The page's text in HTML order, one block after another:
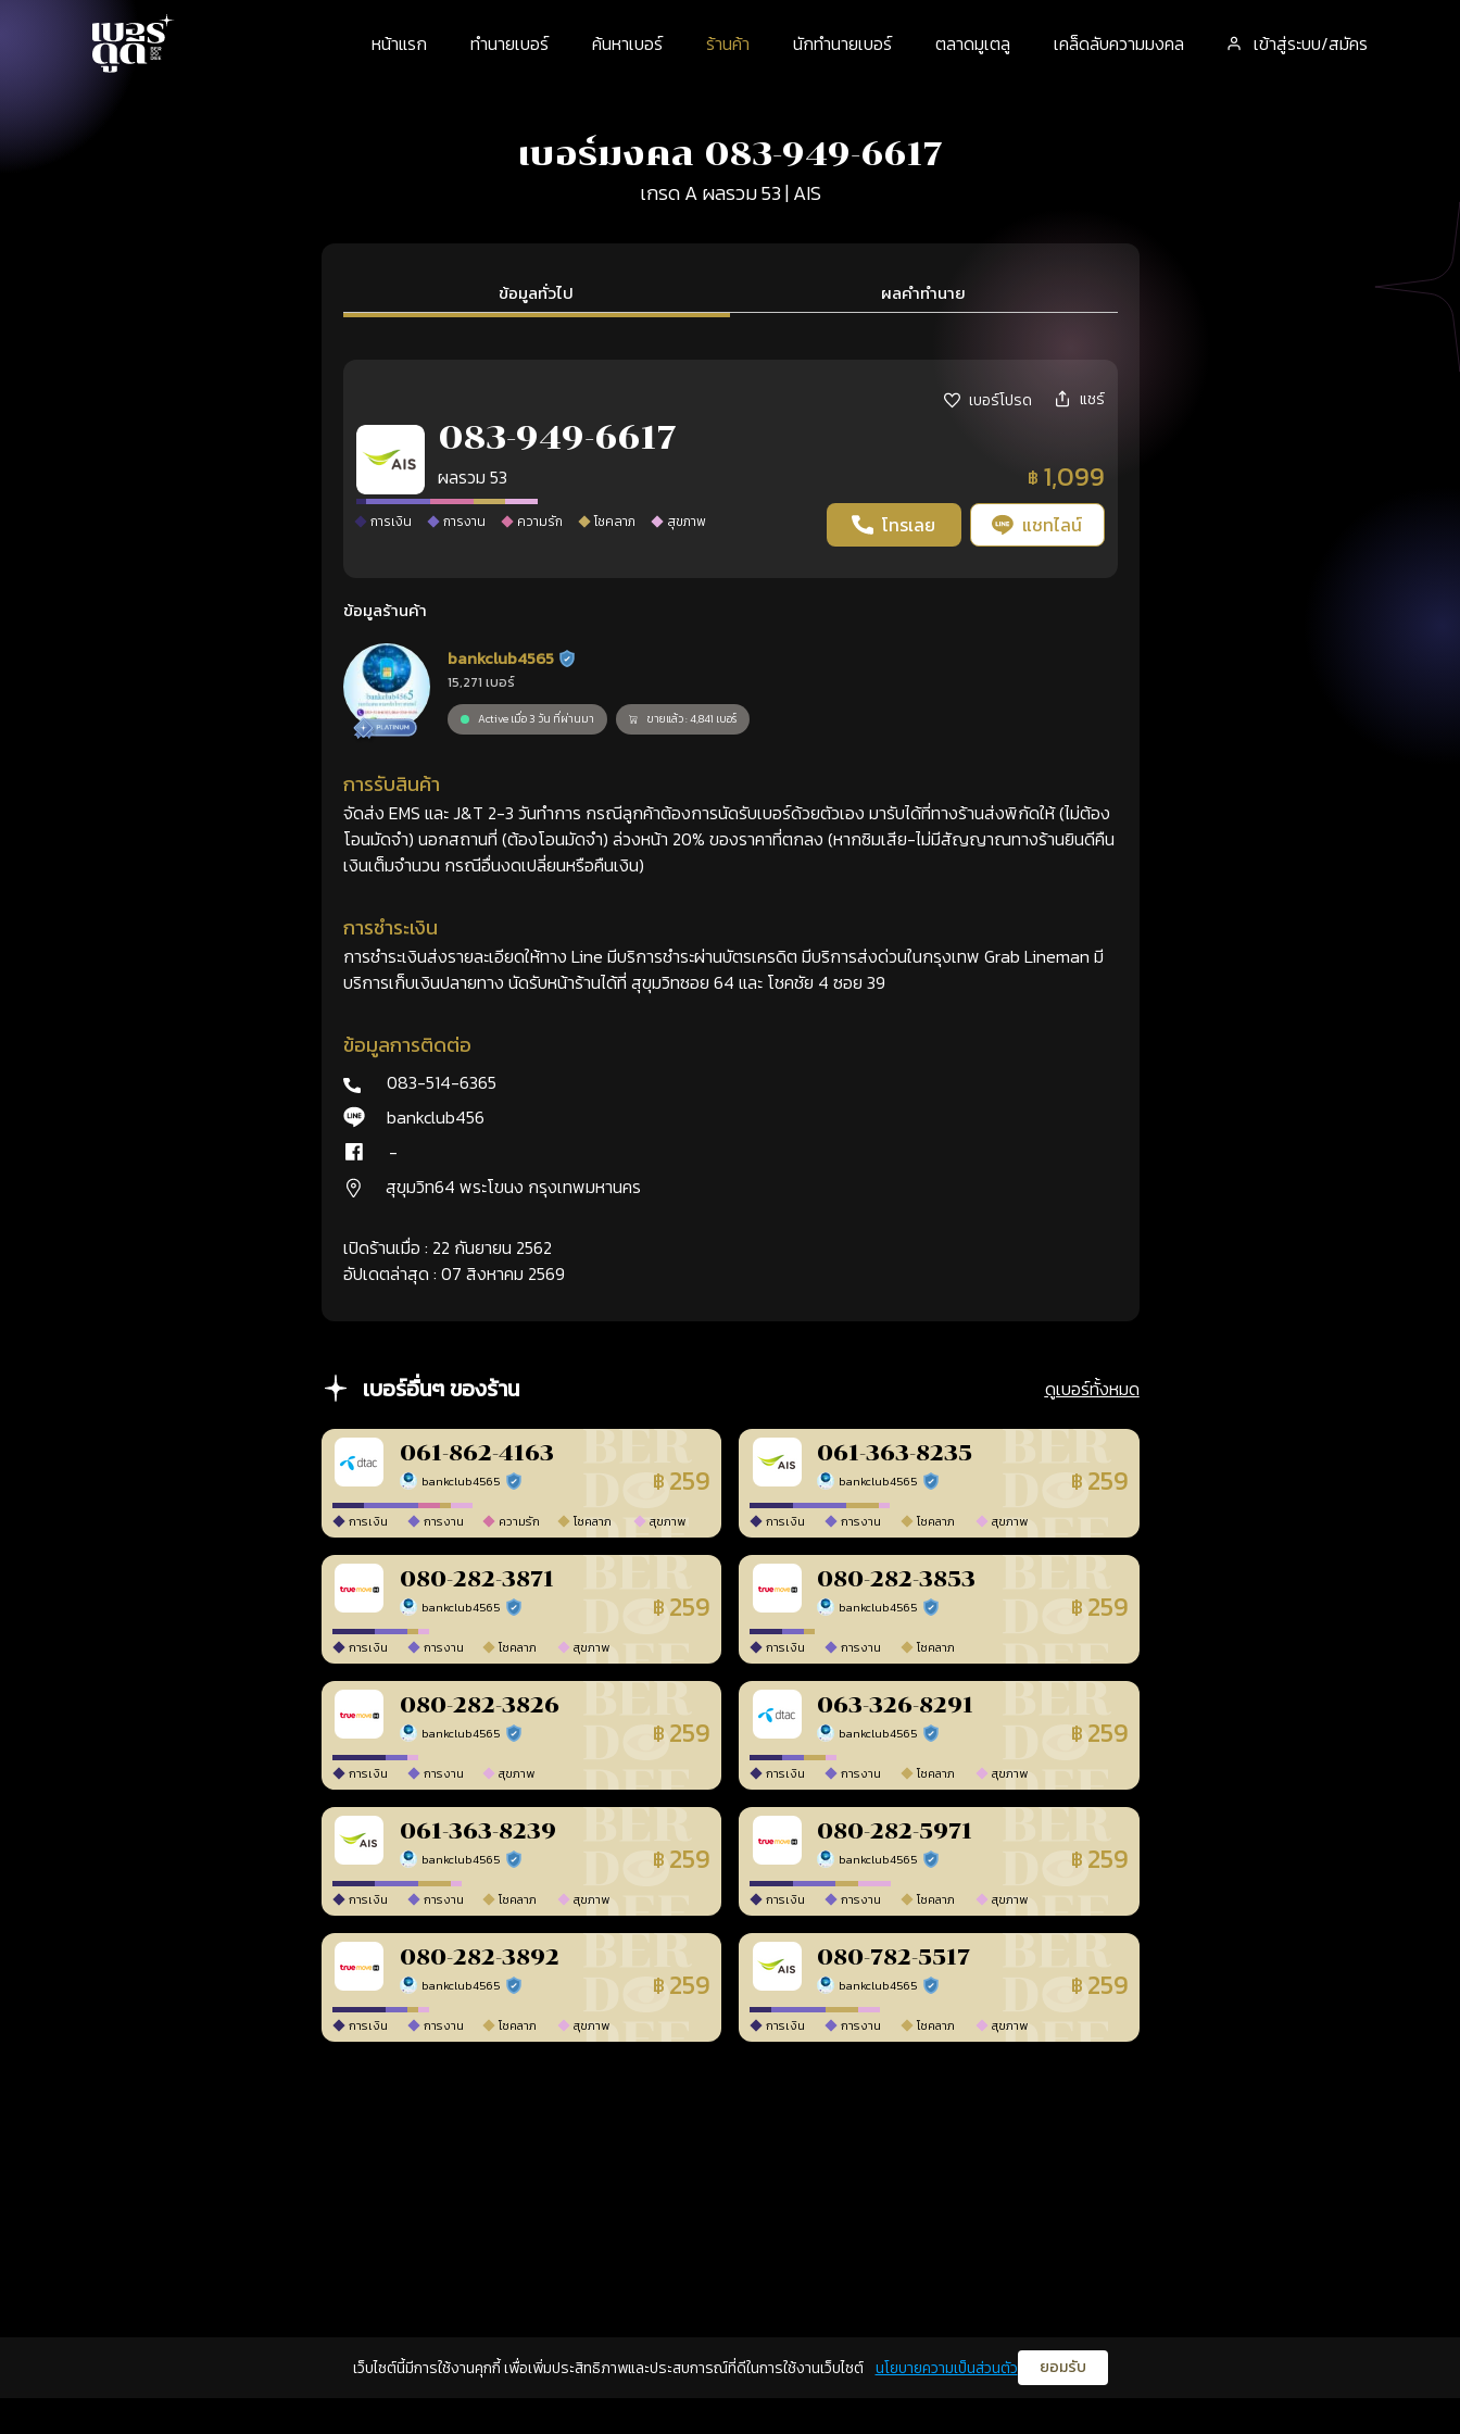
หน้าแรก ทำนายเบอร์ ค้นหาเบอร์ ร้านค้า นักทำนายเบอร์ ตลาดมูเตลู เคล็ดลับความมงคล เข้าสู่ระบบ/สมัคร
เบอร์มงคล 083-949-6617
เกรด A ผลรวม 53 | AIS
ข้อมูลทั่วไป ผลคำทำนาย
เบอร์โปรด แชร์
083-949-6617
ผลรวม 53 ฿ 1,099
การเงิน การงาน ความรัก โชคลาภ สุขภาพ โทรเลย แชทไลน์
ข้อมูลร้านค้า
bankclub4565 ร้านยืนยันแล้ว
15,271 เบอร์
Active เมื่อ 3 วัน ที่ผ่านมา ขายแล้ว : 4,841 เบอร์
การรับสินค้า
จัดส่ง EMS และ J&T 2-3 วันทำการ กรณีลูกค้าต้องการนัดรับเบอร์ด้วยตัวเอง มารับได้ที่ทางร้านส่งพิกัดให้ (ไม่ต้อง
โอนมัดจำ) นอกสถานที่ (ต้องโอนมัดจำ) ล่วงหน้า 20% ของราคาที่ตกลง (หากซิมเสีย-ไม่มีสัญญาณทางร้านยินดีคืน
เงินเต็มจำนวน กรณีอื่นงดเปลี่ยนหรือคืนเงิน)
การชำระเงิน
การชำระเงินส่งรายละเอียดให้ทาง Line มีบริการชำระผ่านบัตรเครดิต มีบริการส่งด่วนในกรุงเทพ Grab Lineman มี
บริการเก็บเงินปลายทาง นัดรับหน้าร้านได้ที่ สุขุมวิทซอย 64 และ โชคชัย 4 ซอย 39
ข้อมูลการติดต่อ
083-514-6365
bankclub456
-
สุขุมวิท64 พระโขนง กรุงเทพมหานคร
เปิดร้านเมื่อ : 22 กันยายน 2562
อัปเดตล่าสุด : 07 สิงหาคม 2569
เบอร์อื่นๆ ของร้าน ดูเบอร์ทั้งหมด
061-862-4163
bankclub4565 ร้านยืนยันแล้ว ฿ 259
การเงิน การงาน ความรัก โชคลาภ สุขภาพ
061-363-8235
bankclub4565 ร้านยืนยันแล้ว ฿ 259
การเงิน การงาน โชคลาภ สุขภาพ
080-282-3871
bankclub4565 ร้านยืนยันแล้ว ฿ 259
การเงิน การงาน โชคลาภ สุขภาพ
080-282-3853
bankclub4565 ร้านยืนยันแล้ว ฿ 259
การเงิน การงาน โชคลาภ
080-282-3826
bankclub4565 ร้านยืนยันแล้ว ฿ 259
การเงิน การงาน สุขภาพ
063-326-8291
bankclub4565 ร้านยืนยันแล้ว ฿ 259
การเงิน การงาน โชคลาภ สุขภาพ
061-363-8239
bankclub4565 ร้านยืนยันแล้ว ฿ 259
การเงิน การงาน โชคลาภ สุขภาพ
080-282-5971
bankclub4565 ร้านยืนยันแล้ว ฿ 259
การเงิน การงาน โชคลาภ สุขภาพ
080-282-3892
bankclub4565 ร้านยืนยันแล้ว ฿ 259
การเงิน การงาน โชคลาภ สุขภาพ
080-782-5517
bankclub4565 ร้านยืนยันแล้ว ฿ 259
การเงิน การงาน โชคลาภ สุขภาพ
เว็บไซต์นี้มีการใช้งานคุกกี้ เพื่อเพิ่มประสิทธิภาพและประสบการณ์ที่ดีในการใช้งานเว็บไซต์ นโยบายความเป็นส่วนตัว ยอมรับ